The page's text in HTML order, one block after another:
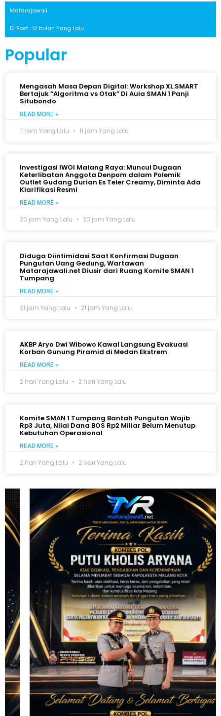
Matarajawali
Di Post : 12 bulan Yang Lalu
Popular
Mengasah Masa Depan Digital: Workshop XL.SMART
Bertajuk “Algoritma vs Otak” Di Aula SMAN 1 Panji
Situbondo
READ MORE »
11 jam Yang Lalu 11 jam Yang Lalu
Investigasi IWOI Malang Raya: Muncul Dugaan
Keterlibatan Anggota Denpom dalam Polemik
Outlet Gudang Durian Es Teler Creamy, Diminta Ada
Klarifikasi Resmi
READ MORE »
20 jam Yang Lalu 20 jam Yang Lalu
Diduga Diintimidasi Saat Konfirmasi Dugaan
Pungutan Uang Gedung, Wartawan
Matarajawali.net Diusir dari Ruang Komite SMAN 1
Tumpang
READ MORE »
21 jam Yang Lalu 21 jam Yang Lalu
AKBP Aryo Dwi Wibowo Kawal Langsung Evakuasi
Korban Gunung Piramid di Medan Ekstrem
READ MORE »
2 hari Yang Lalu 2 hari Yang Lalu
Komite SMAN 1 Tumpang Bantah Pungutan Wajib
Rp3 Juta, Nilai Dana BOS Rp2 Miliar Belum Menutup
Kebutuhan Operasional
READ MORE »
2 hari Yang Lalu 2 hari Yang Lalu